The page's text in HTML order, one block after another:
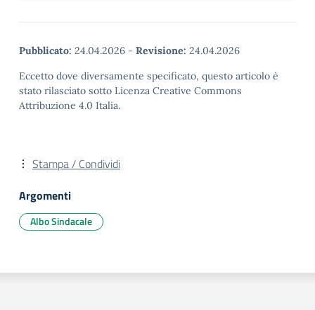
Pubblicato: 24.04.2026 - Revisione: 24.04.2026
Eccetto dove diversamente specificato, questo articolo è
stato rilasciato sotto Licenza Creative Commons
Attribuzione 4.0 Italia.
Stampa / Condividi
Argomenti
Albo Sindacale